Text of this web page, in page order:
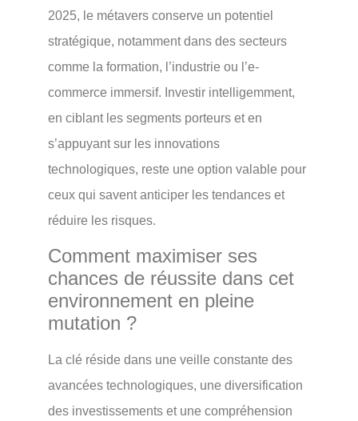
2025, le métavers conserve un potentiel
stratégique, notamment dans des secteurs
comme la formation, l’industrie ou l’e-
commerce immersif. Investir intelligemment,
en ciblant les segments porteurs et en
s’appuyant sur les innovations
technologiques, reste une option valable pour
ceux qui savent anticiper les tendances et
réduire les risques.
Comment maximiser ses
chances de réussite dans cet
environnement en pleine
mutation ?
La clé réside dans une veille constante des
avancées technologiques, une diversification
des investissements et une compréhension